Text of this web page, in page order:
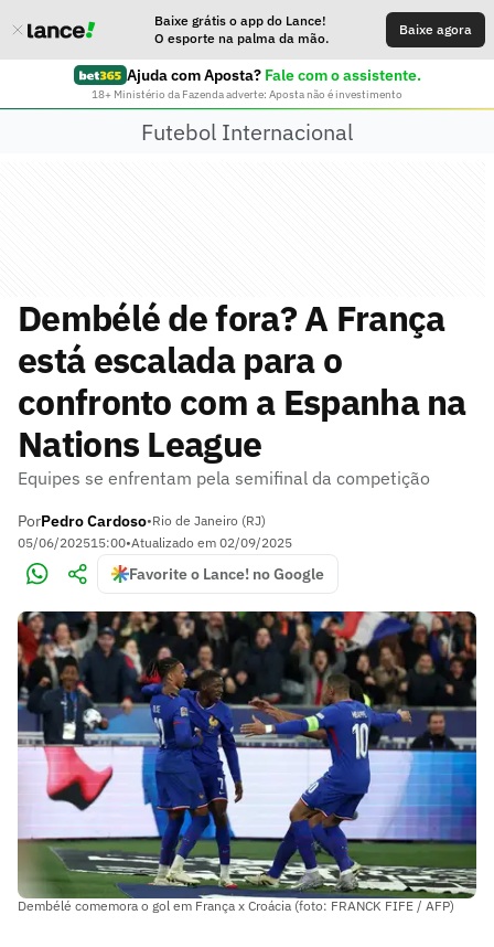
Baixe grátis o app do Lance!
O esporte na palma da mão.
Baixe agora
Ajuda com Aposta? Fale com o assistente.
18+ Ministério da Fazenda adverte: Aposta não é investimento
Futebol Internacional
Dembélé de fora? A França
está escalada para o
confronto com a Espanha na
Nations League
Equipes se enfrentam pela semifinal da competição
PorPedro Cardoso•Rio de Janeiro (RJ)
05/06/202515:00•Atualizado em 02/09/2025
Favorite o Lance! no Google
Dembélé comemora o gol em França x Croácia (foto: FRANCK FIFE / AFP)